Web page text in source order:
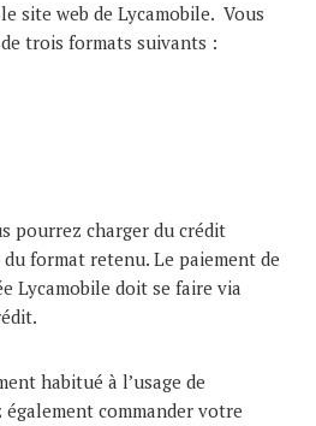
site web de Lycamobile. Vous
trois formats suivants :
pourrez charger du crédit
format retenu. Le paiement de
Lycamobile doit se faire via
habitué à l’usage de
commander votre